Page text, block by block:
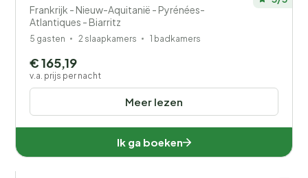
Frankrijk - Nieuw-Aquitanië - Pyrénées-
Atlantiques - Biarritz
5 gasten 2 slaapkamers 1 badkamers
Meer lezen
€ 165,19
v.a. prijs per nacht
Ik ga boeken